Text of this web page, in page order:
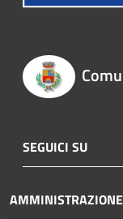
SEGUICI SU
AMMINISTRAZIONE